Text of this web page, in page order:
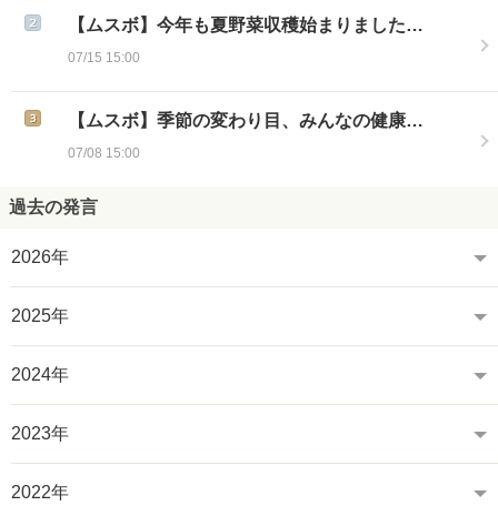
【ムスボ】今年も夏野菜収穫始まりました…
07/15 15:00
【ムスボ】季節の変わり目、みんなの健康…
07/08 15:00
過去の発言
2026年
2025年
2024年
2023年
2022年